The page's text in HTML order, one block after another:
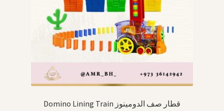
Domino Lining Train قطار صف الدومينوز